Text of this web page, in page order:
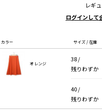
レギ
ログインして
カラー サイズ / 在庫
オレンジ
38 /
残りわずか
40 /
残りわずか